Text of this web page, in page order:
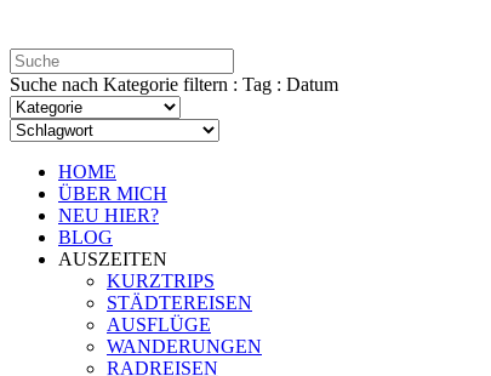
Suche nach Kategorie filtern : Tag : Datum
HOME
ÜBER MICH
NEU HIER?
BLOG
AUSZEITEN
KURZTRIPS
STÄDTEREISEN
AUSFLÜGE
WANDERUNGEN
RADREISEN